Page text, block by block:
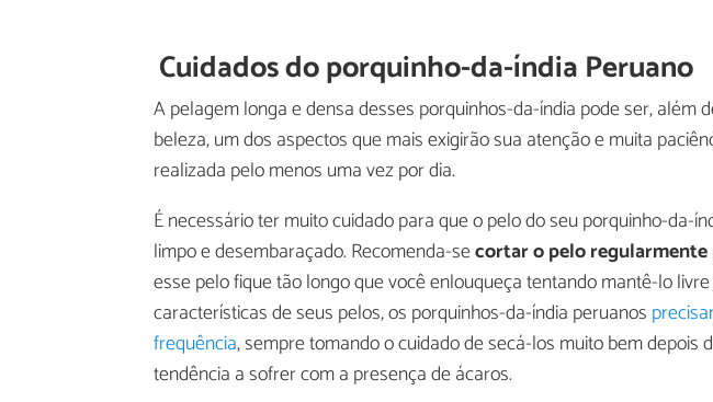
Cuidados do porquinho-da-índia Peruano
A pelagem longa e densa desses porquinhos-da-índia pode ser, além
beleza, um dos aspectos que mais exigirão sua atenção e muita
realizada pelo menos uma vez por dia.
É necessário ter muito cuidado para que o pelo do seu porquinho-da-
limpo e desembaraçado. Recomenda-secortar o pelo regularmente
esse pelo fique tão longo que você enlouqueça tentando mantê-lo
características de seus pelos, os porquinhos-da-índia peruanos
frequência, sempre tomando o cuidado de secá-los muito bem depois
tendência a sofrer com a presença de ácaros.